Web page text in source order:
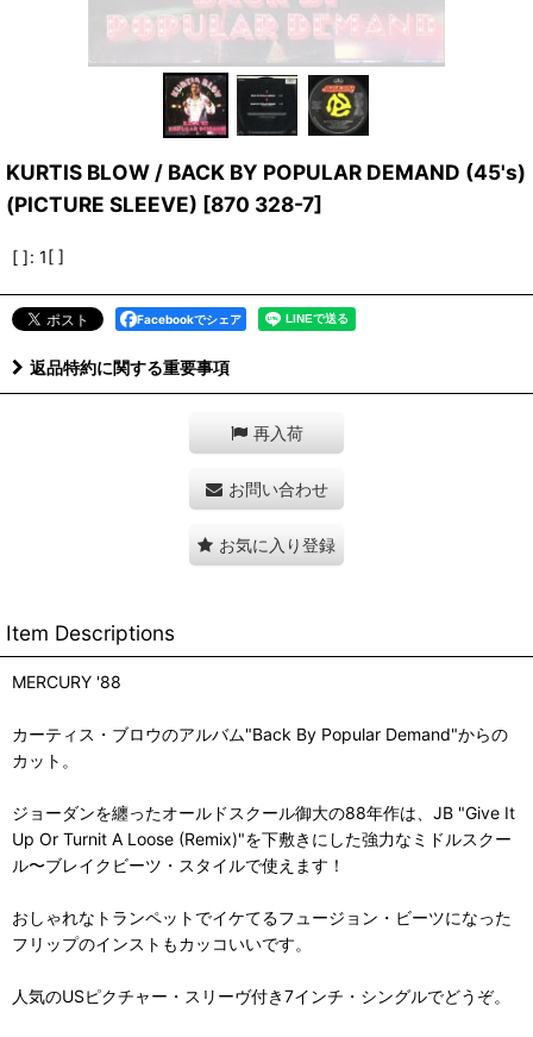
KURTIS BLOW / BACK BY POPULAR DEMAND (45's)
(PICTURE SLEEVE) [870 328-7]
[ ]: 1[ ]
Facebookでシェア
返品特約に関する重要事項
再入荷
お問い合わせ
お気に入り登録
Item Descriptions
MERCURY '88
カーティス・ブロウのアルバム"Back By Popular Demand"からの
カット。
ジョーダンを纏ったオールドスクール御大の88年作は、JB "Give It
Up Or Turnit A Loose (Remix)"を下敷きにした強力なミドルスクー
ル〜ブレイクビーツ・スタイルで使えます！
おしゃれなトランペットでイケてるフュージョン・ビーツになった
フリップのインストもカッコいいです。
人気のUSピクチャー・スリーヴ付き7インチ・シングルでどうぞ。